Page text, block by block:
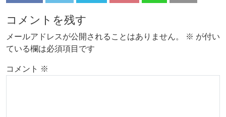
コメントを残す
メールアドレスが公開されることはありません。 ※ が付い
ている欄は必須項目です
コメント ※